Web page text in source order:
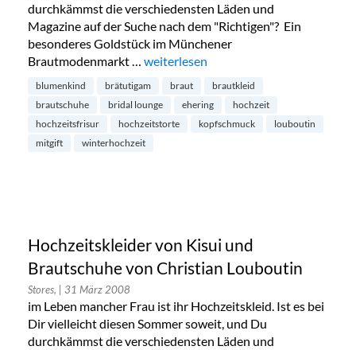
durchkämmst die verschiedensten Läden und
Magazine auf der Suche nach dem "Richtigen"? Ein
besonderes Goldstück im Münchener
Brautmodenmarkt … „Bridal Lounge Mitgift und
weiterlesen
blumenkind brätutigam braut
brautkleid
brautschuhe
bridal lounge ehering
hochzeit
hochzeitsfrisur
hochzeitstorte kopfschmuck
louboutin
mitgift
winterhochzeit
Hochzeitskleider von Kisui und
Brautschuhe von Christian Louboutin
Stores, | 31 März 2008
im Leben mancher Frau ist ihr Hochzeitskleid. Ist es bei
Dir vielleicht diesen Sommer soweit, und Du
durchkämmst die verschiedensten Läden und